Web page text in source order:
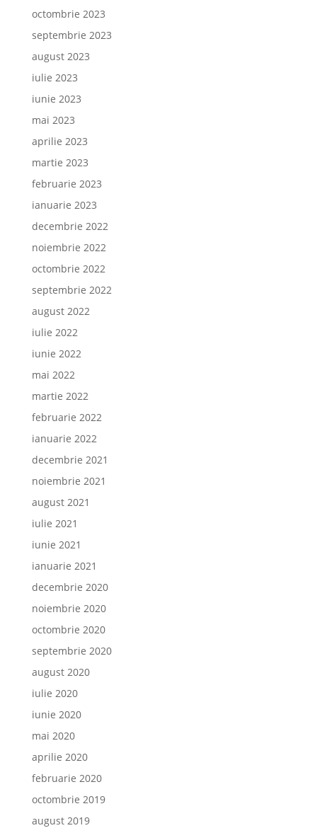
octombrie 2023
septembrie 2023
august 2023
iulie 2023
iunie 2023
mai 2023
aprilie 2023
martie 2023
februarie 2023
ianuarie 2023
decembrie 2022
noiembrie 2022
octombrie 2022
septembrie 2022
august 2022
iulie 2022
iunie 2022
mai 2022
martie 2022
februarie 2022
ianuarie 2022
decembrie 2021
noiembrie 2021
august 2021
iulie 2021
iunie 2021
ianuarie 2021
decembrie 2020
noiembrie 2020
octombrie 2020
septembrie 2020
august 2020
iulie 2020
iunie 2020
mai 2020
aprilie 2020
februarie 2020
octombrie 2019
august 2019